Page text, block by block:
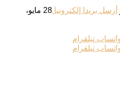
أرسل بريدا إلكترونيا
28 مايو،
تيلقرام
تيلقرام